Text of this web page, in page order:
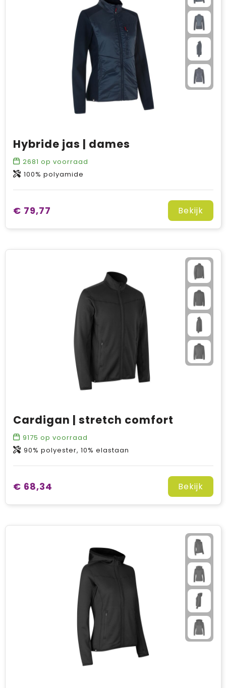
Hybride jas | dames
2681 op voorraad
100% polyamide
€ 79,77 Bekijk
Cardigan | stretch comfort
9175 op voorraad
90% polyester, 10% elastaan
€ 68,34 Bekijk